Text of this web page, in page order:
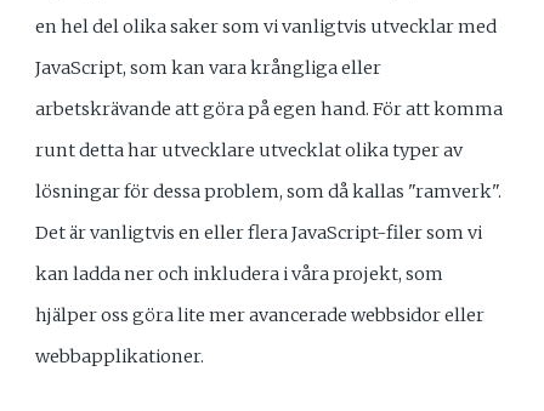
en hel del olika saker som vi vanligtvis utvecklar med
JavaScript, som kan vara krångliga eller
arbetskrävande att göra på egen hand. För att komma
runt detta har utvecklare utvecklat olika typer av
lösningar för dessa problem, som då kallas "ramverk".
Det är vanligtvis en eller flera JavaScript-filer som vi
kan ladda ner och inkludera i våra projekt, som
hjälper oss göra lite mer avancerade webbsidor eller
webbapplikationer.